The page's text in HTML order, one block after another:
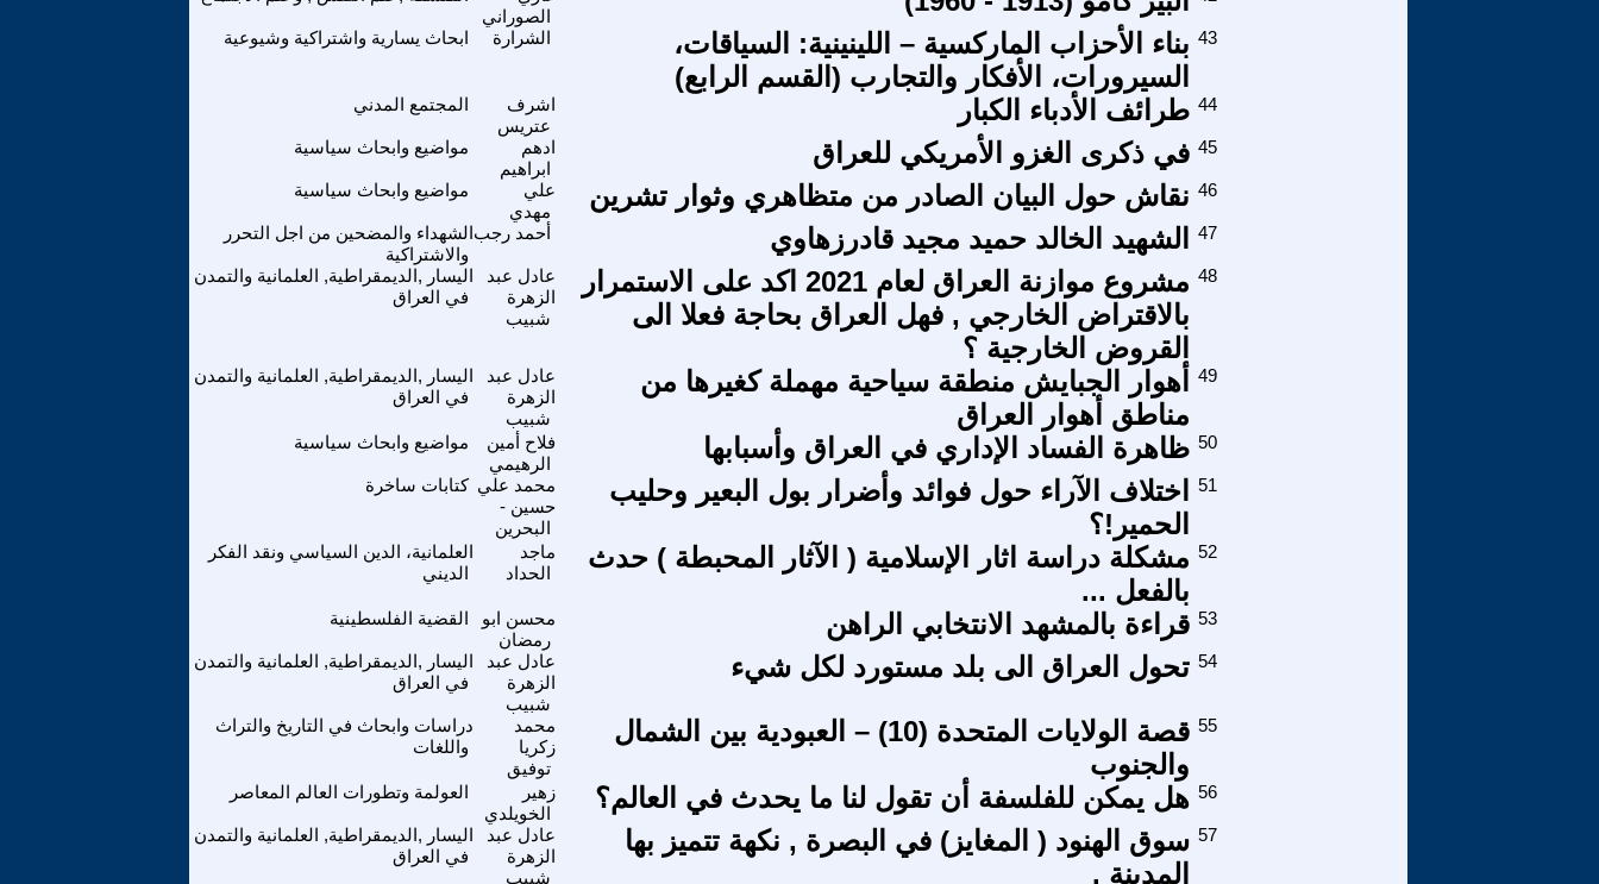
الصوراني
ابحاث يسارية واشتراكية وشيوعية الشرارة
بناء الأحزاب الماركسية – اللينينية: السياقات،
السيرورات، الأفكار والتجارب (القسم الرابع)
43
المجتمع المدني
اشرف
عتريس
طرائف الأدباء الكبار 44
مواضيع وابحاث سياسية
ادهم
ابراهيم
في ذكرى الغزو الأمريكي للعراق 45
مواضيع وابحاث سياسية
علي
مهدي
نقاش حول البيان الصادر من متظاهري وثوار تشرين 46
الشهداء والمضحين من اجل التحرر
والاشتراكية
أحمد رجب الشهيد الخالد حميد مجيد قادرزهاوي 47
اليسار ,الديمقراطية, العلمانية والتمدن
في العراق
عادل عبد
الزهرة
شبيب
مشروع موازنة العراق لعام 2021 اكد على الاستمرار
بالاقتراض الخارجي , فهل العراق بحاجة فعلا الى
القروض الخارجية ؟
48
اليسار ,الديمقراطية, العلمانية والتمدن
في العراق
عادل عبد
الزهرة
شبيب
أهوار الجبايش منطقة سياحية مهملة كغيرها من
مناطق أهوار العراق
49
مواضيع وابحاث سياسية
فلاح أمين
الرهيمي
ظاهرة الفساد الإداري في العراق وأسبابها 50
كتابات ساخرة محمد علي
حسين -
البحرين
اختلاف الآراء حول فوائد وأضرار بول البعير وحليب
الحمير!؟
51
العلمانية، الدين السياسي ونقد الفكر
الديني
ماجد
الحداد
مشكلة دراسة اثار الإسلامية ( الآثار المحبطة ) حدث
بالفعل ...
52
القضية الفلسطينية
محسن ابو
رمضان
قراءة بالمشهد الانتخابي الراهن 53
اليسار ,الديمقراطية, العلمانية والتمدن
في العراق
عادل عبد
الزهرة
شبيب
تحول العراق الى بلد مستورد لكل شيء 54
دراسات وابحاث في التاريخ والتراث
واللغات
محمد
زكريا
توفيق
قصة الولايات المتحدة (10) – العبودية بين الشمال
والجنوب
55
العولمة وتطورات العالم المعاصر
زهير
الخويلدي
هل يمكن للفلسفة أن تقول لنا ما يحدث في العالم؟ 56
اليسار ,الديمقراطية, العلمانية والتمدن
في العراق
عادل عبد
الزهرة
شبيب
سوق الهنود ( المغايز) في البصرة , نكهة تتميز بها
المدينة .
57